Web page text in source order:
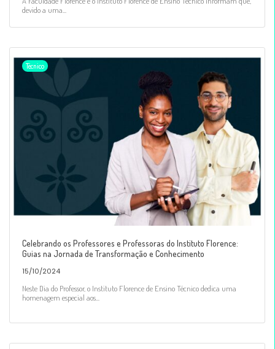
devido a uma...
Técnico
Celebrando os Professores e Professoras do Instituto Florence:
Guias na Jornada de Transformação e Conhecimento
15/10/2024
Neste Dia do Professor, o Instituto Florence de Ensino Técnico dedica uma
homenagem especial aos...